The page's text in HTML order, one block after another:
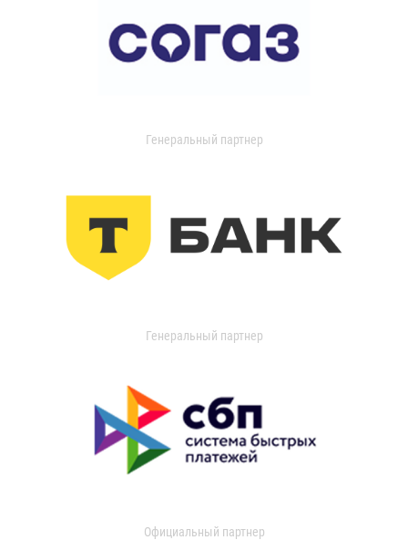
Генеральный партнер
Генеральный партнер
Официальный партнер